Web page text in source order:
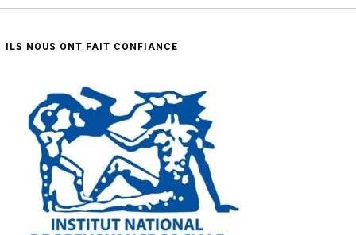
ILS NOUS ONT FAIT CONFIANCE